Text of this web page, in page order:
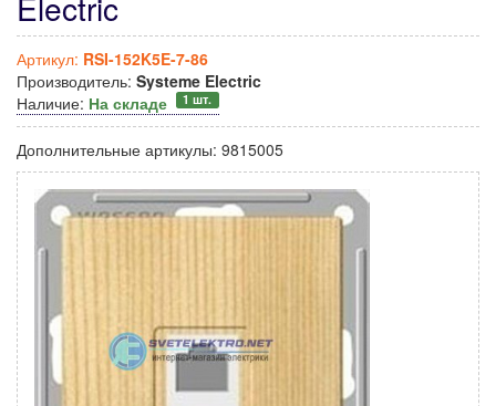
Артикул: RSI-152K5E-7-86
Производитель: Systeme Electric
Наличие: На складе 1 шт.
Дополнительные артикулы: 9815005